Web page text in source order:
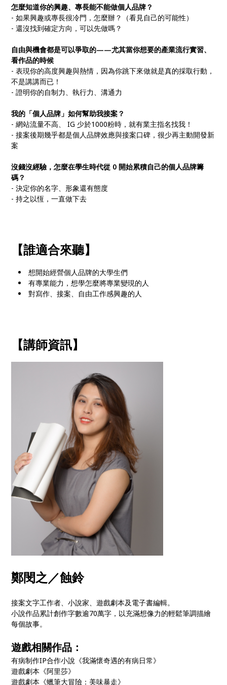
怎麼知道你的興趣、專長能不能做個人品牌？
- 如果興趣或專長很冷門，怎麼辦？（看見自己的可能性）
- 還沒找到確定方向，可以先做嗎？
自由與機會都是可以爭取的——尤其當你想要的產業流行實習、
看作品的時候
- 表現你的高度興趣與熱情，因為你跳下來做就是真的採取行動，
不是講講而已！
- 證明你的自制力、執行力、溝通力
我的「個人品牌」如何幫助我接案？
- 網站流量不高、 IG 少於1000粉時，就有業主指名找我！
- 接案後期幾乎都是個人品牌效應與接案口碑，很少再主動開發新
案
沒錢沒經驗，怎麼在學生時代從 0 開始累積自己的個人品牌籌
碼？
- 決定你的名字、形象還有態度
- 持之以恆，一直做下去
【誰適合來聽】
想開始經營個人品牌的大學生們
有專業能力，想學怎麼將專業變現的人
對寫作、接案、自由工作感興趣的人
【講師資訊】
鄭閔之／蝕鈴
接案文字工作者、小說家、遊戲劇本及電子書編輯。
小說作品累計創作字數逾70萬字，以充滿想像力的輕鬆筆調描繪
每個故事。
遊戲相關作品：
有病制作IP合作小說《我滿懷奇遇的有病日常》
遊戲劇本《阿里莎》
遊戲劇本《蠟筆大冒險：美味暴走》